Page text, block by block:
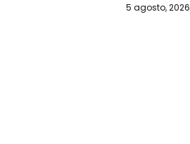
5 agosto, 2026